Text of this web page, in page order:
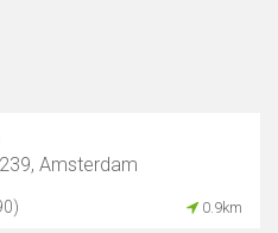
Amsterdam
0.9km